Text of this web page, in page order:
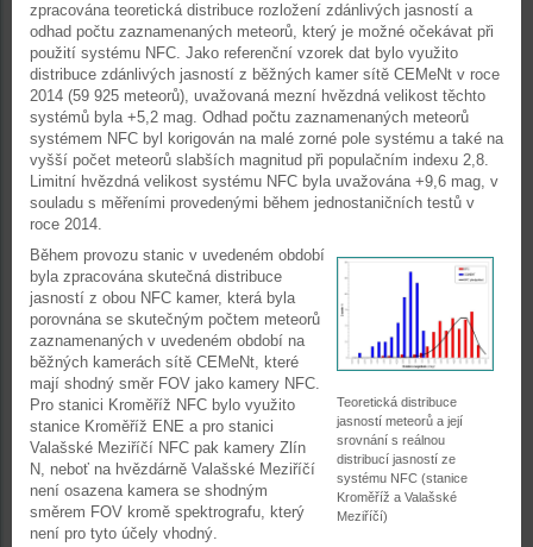
zpracována teoretická distribuce rozložení zdánlivých jasností a
odhad počtu zaznamenaných meteorů, který je možné očekávat při
použití systému NFC. Jako referenční vzorek dat bylo využito
distribuce zdánlivých jasností z běžných kamer sítě CEMeNt v roce
2014 (59 925 meteorů), uvažovaná mezní hvězdná velikost těchto
systémů byla +5,2 mag. Odhad počtu zaznamenaných meteorů
systémem NFC byl korigován na malé zorné pole systému a také na
vyšší počet meteorů slabších magnitud při populačním indexu 2,8.
Limitní hvězdná velikost systému NFC byla uvažována +9,6 mag, v
souladu s měřeními provedenými během jednostaničních testů v
roce 2014.
Teoretická distribuce
jasností meteorů a její
srovnání s reálnou
distribucí jasností ze
systému NFC (stanice
Kroměříž a Valašské
Meziříčí)
Během provozu stanic v uvedeném období
byla zpracována skutečná distribuce
jasností z obou NFC kamer, která byla
porovnána se skutečným počtem meteorů
zaznamenaných v uvedeném období na
běžných kamerách sítě CEMeNt, které
mají shodný směr FOV jako kamery NFC.
Pro stanici Kroměříž NFC bylo využito
stanice Kroměříž ENE a pro stanici
Valašské Meziříčí NFC pak kamery Zlín
N, neboť na hvězdárně Valašské Meziříčí
není osazena kamera se shodným
směrem FOV kromě spektrografu, který
není pro tyto účely vhodný.